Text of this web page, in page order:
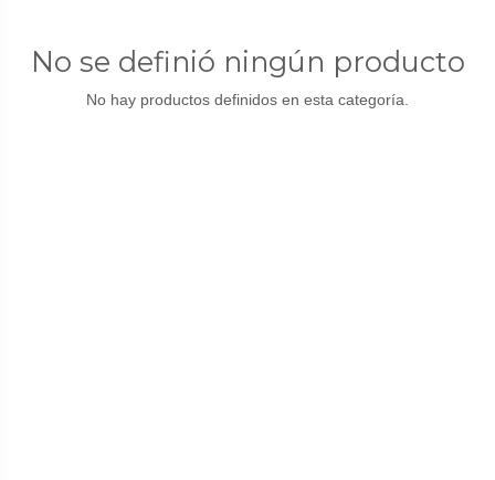
No se definió ningún producto
No hay productos definidos en esta categoría.